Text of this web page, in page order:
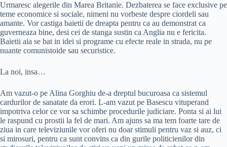
Urmaresc alegerile din Marea Britanie. Dezbaterea se face exclusive pe
teme economice si sociale, nimeni nu vorbeste despre ciordeli sau
amante. Vor castiga baietii de dreapta pentru ca au demonstrat ca
guverneaza bine, desi cei de stanga sustin ca Anglia nu e fericita.
Baietii aia se bat in idei si programe cu efecte reale in strada, nu pe
nuante comunistoide sau securistice.
La noi, insa…
Am vazut-o pe Alina Gorghiu de-a dreptul bucuroasa ca sistemul
cardurilor de sanatate da erori. L-am vazut pe Basescu vituperand
impotriva celor ce vor sa schimbe procedurile judiciare. Ponta si ai lui
le raspund cu prostii la fel de mari. Am ajuns sa ma tem foarte tare de
ziua in care televiziunile vor oferi nu doar stimuli pentru vaz si auz, ci
si mirosuri, pentru ca sunt convins ca din gurile politicienilor din